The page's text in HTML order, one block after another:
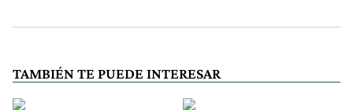
TAMBIÉN TE PUEDE INTERESAR